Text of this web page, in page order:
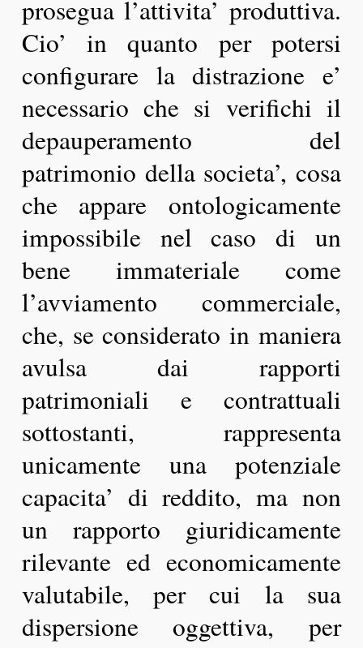
prosegua l’attivita’ produttiva.
Cio’ in quanto per potersi
configurare la distrazione e’
necessario che si verifichi il
depauperamento del
patrimonio della societa’, cosa
che appare ontologicamente
impossibile nel caso di un
bene immateriale come
l’avviamento commerciale,
che, se considerato in maniera
avulsa dai rapporti
patrimoniali e contrattuali
sottostanti, rappresenta
unicamente una potenziale
capacita’ di reddito, ma non
un rapporto giuridicamente
rilevante ed economicamente
valutabile, per cui la sua
dispersione oggettiva, per